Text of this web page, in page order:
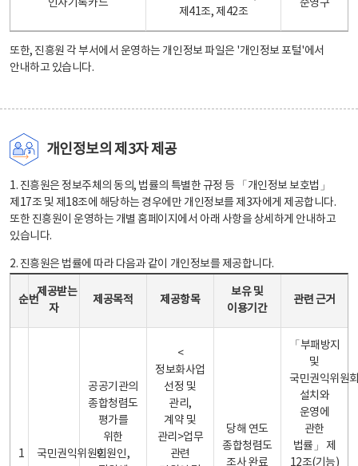
인사기록카드
제41조, 제42조
준영구
또한, 진흥원 각 부서에서 운영하는 개인정보 파일은 '개인정보 포털'에서
안내하고 있습니다.
개인정보의 제3자 제공
1. 진흥원은 정보주체의 동의, 법률의 특별한 규정 등 「개인정보 보호법」
제17조 및 제18조에 해당하는 경우에만 개인정보를 제3자에게 제공합니다.
또한 진흥원이 운영하는 개별 홈페이지에서 아래 사항을 상세하게 안내하고
있습니다.
2. 진흥원은 법률에 따라 다음과 같이 개인정보를 제공합니다.
순번
제공받는
자
제공목적 제공항목
보유 및
이용기간
관련 근거
1 국민권익위원회
공공기관의
종합청렴도
평가를
위한
민원인,
<
정보화사업
선정 및
관리,
계약 및
관리>업무
관련
당해 연도
종합청렴도
조사 완료
「부패방지
및
국민권익위원
설치와
운영에
관한
법률」 제
12조(기능)